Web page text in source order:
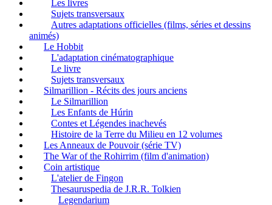
Les livres
Sujets transversaux
Autres adaptations officielles (films, séries et dessins
animés)
Le Hobbit
L'adaptation cinématographique
Le livre
Sujets transversaux
Silmarillion - Récits des jours anciens
Le Silmarillion
Les Enfants de Húrin
Contes et Légendes inachevés
Histoire de la Terre du Milieu en 12 volumes
Les Anneaux de Pouvoir (série TV)
The War of the Rohirrim (film d'animation)
Coin artistique
L'atelier de Fingon
Thesauruspedia de J.R.R. Tolkien
Legendarium